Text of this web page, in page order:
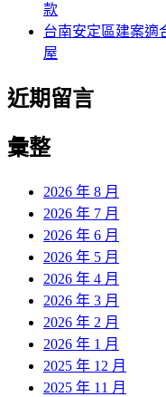
款
台南安定區建案適
屋
近期留言
彙整
2026 年 8 月
2026 年 7 月
2026 年 6 月
2026 年 5 月
2026 年 4 月
2026 年 3 月
2026 年 2 月
2026 年 1 月
2025 年 12 月
2025 年 11 月